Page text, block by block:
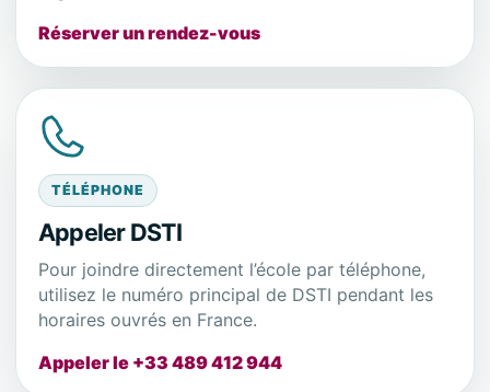
Réserver un rendez-vous
TÉLÉPHONE
Appeler DSTI
Pour joindre directement l’école par téléphone,
utilisez le numéro principal de DSTI pendant les
horaires ouvrés en France.
Appeler le +33 489 412 944